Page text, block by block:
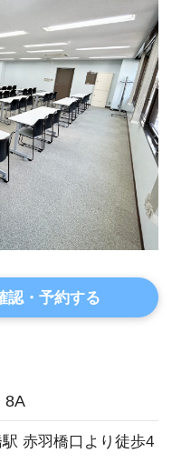
認・予約する
8A
赤羽橋口より徒歩4